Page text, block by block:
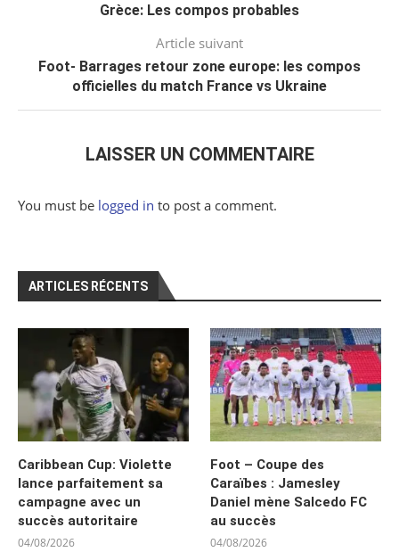
Grèce: Les compos probables
Article suivant
Foot- Barrages retour zone europe: les compos
officielles du match France vs Ukraine
LAISSER UN COMMENTAIRE
You must be logged in to post a comment.
ARTICLES RÉCENTS
Caribbean Cup: Violette
lance parfaitement sa
campagne avec un
succès autoritaire
04/08/2026
Foot – Coupe des
Caraïbes : Jamesley
Daniel mène Salcedo FC
au succès
04/08/2026